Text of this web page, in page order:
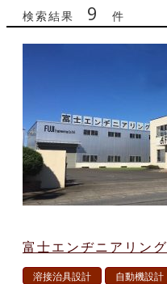
検索結果 9 件
富士エンヂニアリン
溶接治具設計 自動機設計